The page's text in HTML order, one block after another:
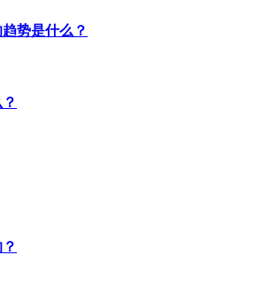
势是什么？